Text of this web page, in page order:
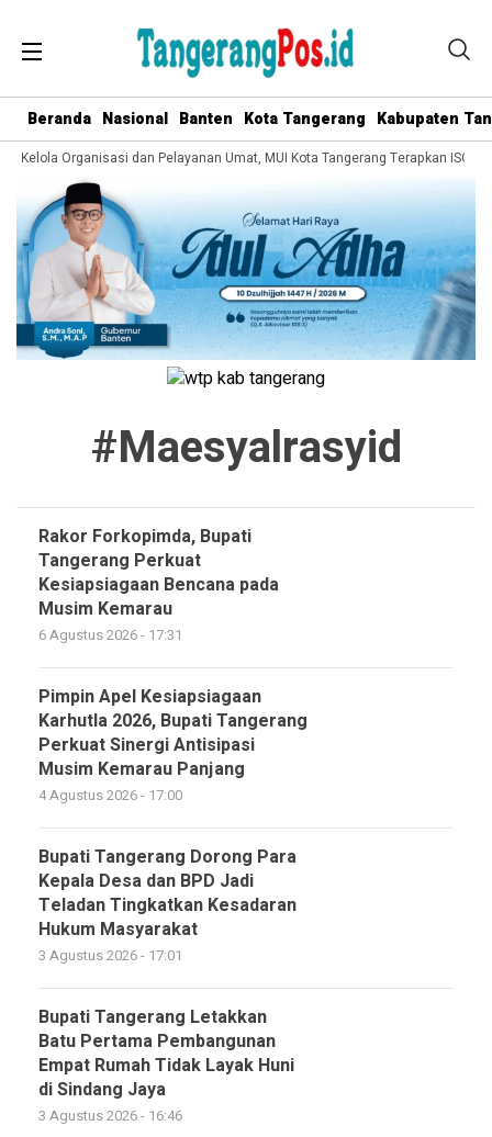
Beranda Nasional Banten Kota Tangerang Kabupaten
Kelola Organisasi dan Pelayanan Umat, MUI Kota Tangerang Terapkan ISO
#maesyalrasyid
Rakor Forkopimda, Bupati
Tangerang Perkuat
Kesiapsiagaan Bencana pada
Musim Kemarau
6 Agustus 2026 - 17:31
Pimpin Apel Kesiapsiagaan
Karhutla 2026, Bupati Tangerang
Perkuat Sinergi Antisipasi
Musim Kemarau Panjang
4 Agustus 2026 - 17:00
Bupati Tangerang Dorong Para
Kepala Desa dan BPD Jadi
Teladan Tingkatkan Kesadaran
Hukum Masyarakat
3 Agustus 2026 - 17:01
Bupati Tangerang Letakkan
Batu Pertama Pembangunan
Empat Rumah Tidak Layak Huni
di Sindang Jaya
3 Agustus 2026 - 16:46